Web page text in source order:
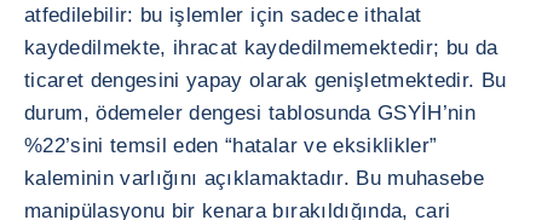
atfedilebilir: bu işlemler için sadece ithalat
kaydedilmekte, ihracat kaydedilmemektedir; bu da
ticaret dengesini yapay olarak genişletmektedir. Bu
durum, ödemeler dengesi tablosunda GSYİH’nin
%22’sini temsil eden “hatalar ve eksiklikler”
kaleminin varlığını açıklamaktadır. Bu muhasebe
manipülasyonu bir kenara bırakıldığında, cari